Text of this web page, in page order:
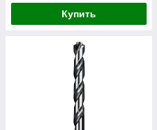
Купить